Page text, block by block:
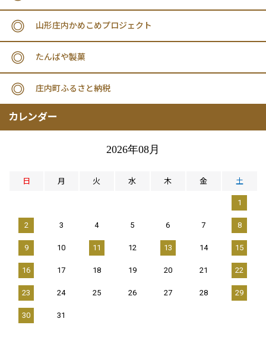
山形庄内かめこめプロジェクト
たんばや製菓
庄内町ふるさと納税
カレンダー
2026年08月
日 月 火 水 木 金 土
1
2 3 4 5 6 7 8
9 10 11 12 13 14 15
16 17 18 19 20 21 22
23 24 25 26 27 28 29
30 31